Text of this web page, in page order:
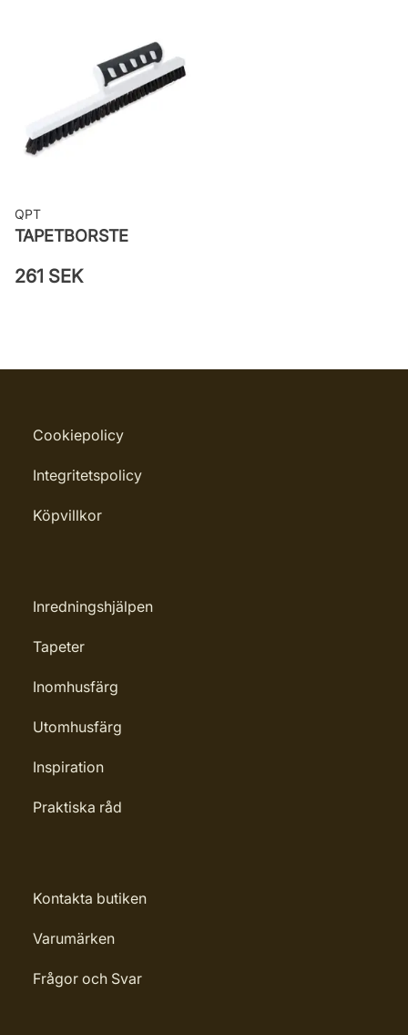
väggen
Leverantörens artikelnummer:
77032
QPT
TAPETBORSTE
261 SEK
Cookiepolicy
Integritetspolicy
Köpvillkor
Inredningshjälpen
Tapeter
Inomhusfärg
Utomhusfärg
Inspiration
Praktiska råd
Kontakta butiken
Varumärken
Frågor och Svar